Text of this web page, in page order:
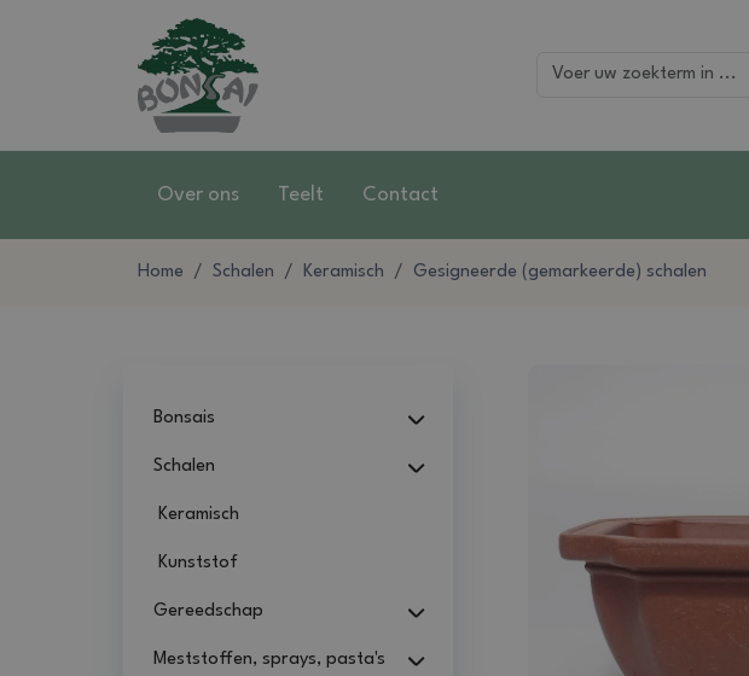
Over ons Teelt Contact
Home Schalen Keramisch Gesigneerde (gemarkeerde) schalen
Bonsais
Schalen
Keramisch
Kunststof
Gereedschap
Meststoffen, sprays, pasta's